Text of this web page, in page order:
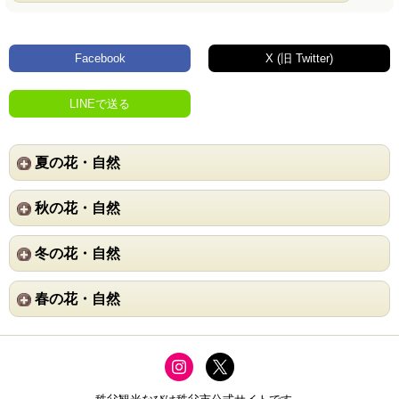
Facebook X (旧 Twitter)
LINEで送る
夏の花・自然
秋の花・自然
冬の花・自然
春の花・自然